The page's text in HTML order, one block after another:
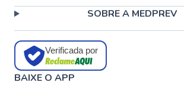
SOBRE A MEDPREV
Verificada por
BAIXE O APP